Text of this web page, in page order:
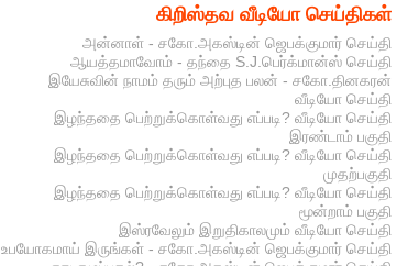
கிறிஸ்தவ வீடியோ செய்திகள்
அன்னாள் - சகோ.அகஸ்டின் ஜெபக்குமார் செய்தி
ஆயத்தமாவோம் - தந்தை S.J.பெர்க்மான்ஸ் செய்தி
இயேசுவின் நாமம் தரும் அற்புத பலன் - சகோ.தினகரன்
வீடியோ செய்தி
இழந்ததை பெற்றுக்கொள்வது எப்படி? வீடியோ செய்தி
இரண்டாம் பகுதி
இழந்ததை பெற்றுக்கொள்வது எப்படி? வீடியோ செய்தி
முதற்பகுதி
இழந்ததை பெற்றுக்கொள்வது எப்படி? வீடியோ செய்தி
மூன்றாம் பகுதி
இஸ்ரவேலும் இறுதிகாலமும் வீடியோ செய்தி
உபயோகமாய் இருங்கள் - சகோ.அகஸ்டின் ஜெபக்குமார் செய்தி